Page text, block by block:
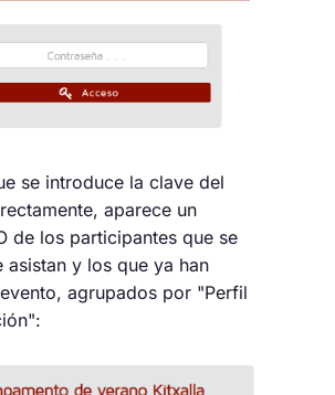
se introduce la clave del
aparece un
de los participantes que se
asistan y los que ya han
agrupados por "Perfil